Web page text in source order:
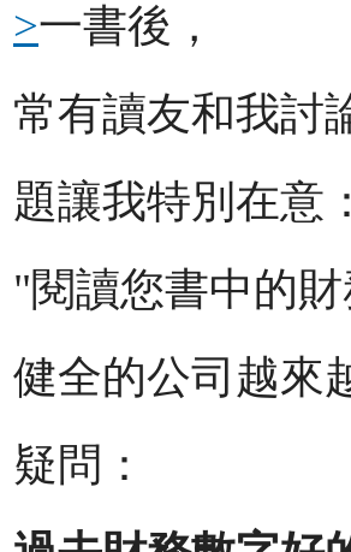
>一書後，
常有讀友和我討
題讓我特別在意
"閱讀您書中的
健全的公司越來
疑問：